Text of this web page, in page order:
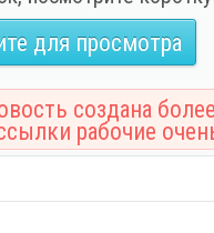
для просмотра
создана
рабочие